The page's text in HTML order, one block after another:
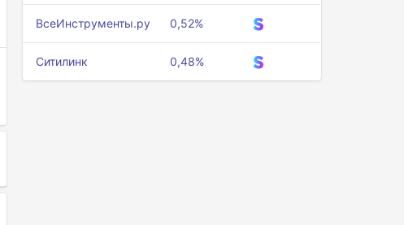
ВсеИнструменты.ру 0,52%
Ситилинк 0,48%